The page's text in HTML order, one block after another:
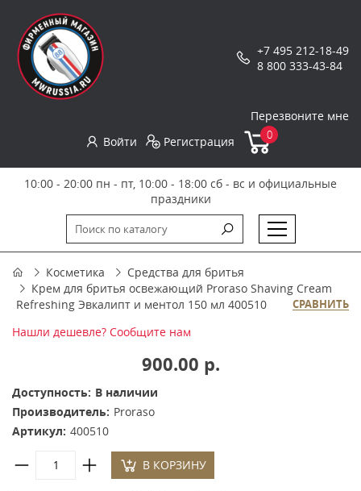
+7 495 212-18-49
8 800 333-43-84
Перезвоните мне
Войти
Регистрация 0
10:00 - 20:00 пн - пт, 10:00 - 18:00 сб - вс и официальные
праздники
Косметика
Средства для бритья
Крем для бритья освежающий Proraso Shaving Cream
Refreshing Эвкалипт и ментол 150 мл 400510
СРАВНИТЬ
Нашли дешевле? Сообщите нам
900.00 р.
Доступность: В наличии
Производитель: Proraso
Артикул: 400510
В КОРЗИНУ